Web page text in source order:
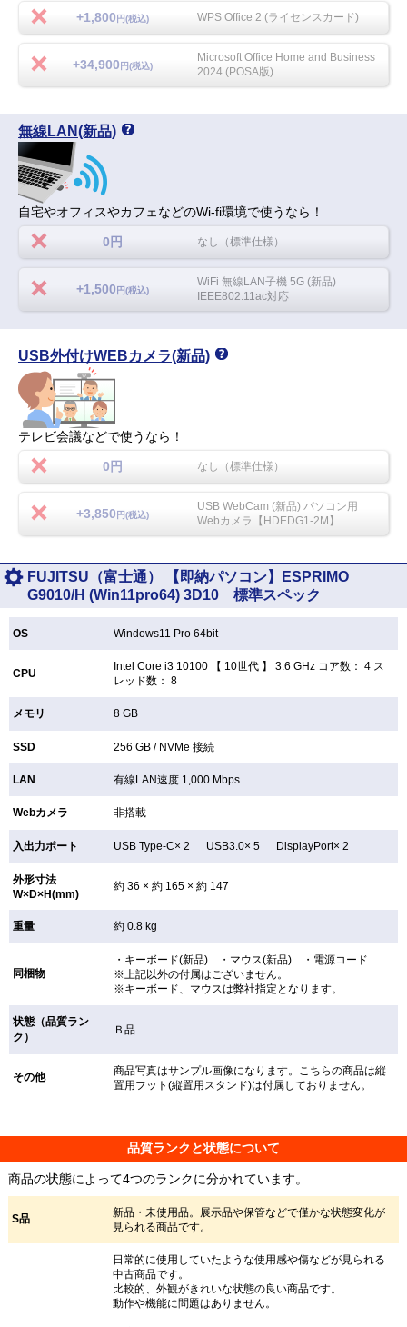
+1,800 円(税込) WPS Office 2 (ライセンスカード)
+34,900 円(税込)
Microsoft Office Home and Business
2024 (POSA版)
無線LAN(新品)
自宅やオフィスやカフェなどのWi-fi環境で使うなら！
0円 なし（標準仕様）
+1,500 円(税込)
WiFi 無線LAN子機 5G (新品)
IEEE802.11ac対応
USB外付けWEBカメラ(新品)
テレビ会議などで使うなら！
0円 なし（標準仕様）
+3,850 円(税込)
USB WebCam (新品) パソコン用
Webカメラ【HDEDG1-2M】
FUJITSU（富士通） 【即納パソコン】ESPRIMO
G9010/H (Win11pro64) 3D10 標準スペック
OS Windows11 Pro 64bit
CPU
Intel Core i3 10100 【 10世代 】 3.6 GHz コア数： 4 ス
レッド数： 8
メモリ 8 GB
SSD 256 GB / NVMe 接続
LAN 有線LAN速度 1,000 Mbps
Webカメラ 非搭載
入出力ポート USB Type-C× 2 USB3.0× 5 DisplayPort× 2
外形寸法
W×D×H(mm)
約 36 × 約 165 × 約 147
重量 約 0.8 kg
同梱物
・キーボード(新品) ・マウス(新品) ・電源コード
※上記以外の付属はございません。
※キーボード、マウスは弊社指定となります。
状態（品質ラン
ク）
Ｂ品
その他
商品写真はサンプル画像になります。こちらの商品は縦
置用フット(縦置用スタンド)は付属しておりません。
品質ランクと状態について
商品の状態によって4つのランクに分かれています。
S品
新品・未使用品。展示品や保管などで僅かな状態変化が
見られる商品です。
日常的に使用していたような使用感や傷などが見られる
中古商品です。
比較的、外観がきれいな状態の良い商品です。
動作や機能に問題はありません。